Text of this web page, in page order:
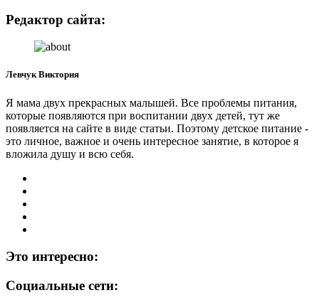
Редактор сайта:
Левчук Виктория
Я мама двух прекрасных малышей. Все проблемы питания,
которые появляются при воспитании двух детей, тут же
появляется на сайте в виде статьи. Поэтому детское питание -
это личное, важное и очень интересное занятие, в которое я
вложила душу и всю себя.
Это интересно:
Социальные сети: